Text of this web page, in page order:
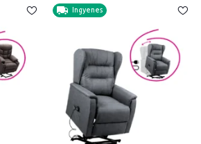
Ingyenes